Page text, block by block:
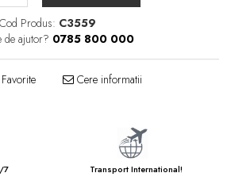
Cod Produs: C3559
de ajutor? 0785 800 000
Cere informatii
7 Transport International!